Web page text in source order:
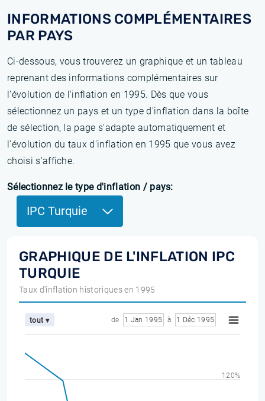
INFORMATIONS COMPLÉMENTAIRES
PAR PAYS
Ci-dessous, vous trouverez un graphique et un tableau
reprenant des informations complémentaires sur
l’évolution de l'inflation en 1995. Dès que vous
sélectionnez un pays et un type d'inflation dans la boîte
de sélection, la page s'adapte automatiquement et
l'évolution du taux d'inflation en 1995 que vous avez
choisi s'affiche.
Sélectionnez le type d'inflation / pays:
IPC Turquie
GRAPHIQUE DE L'INFLATION IPC
TURQUIE
Taux d'inflation historiques en 1995
tout ▾ de 1 Jan 1995 à 1 Déc 1995
120%